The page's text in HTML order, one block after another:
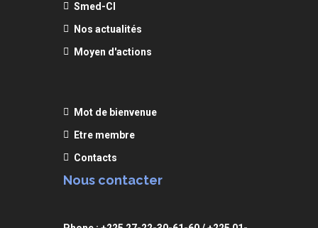
Smed-CI
Nos actualités
Moyen d'actions
Mot de bienvenue
Etre membre
Contacts
Nous contacter